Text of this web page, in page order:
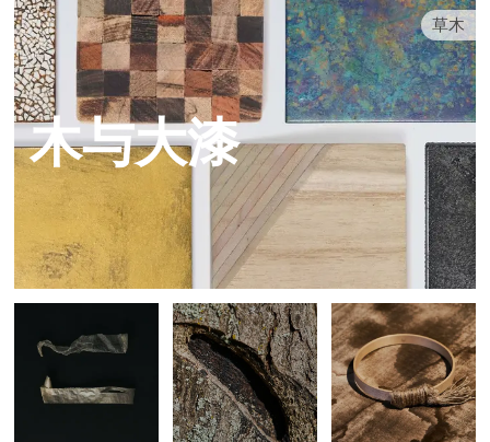
草木
木与大漆